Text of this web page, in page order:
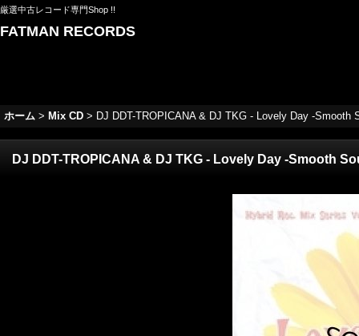
厳選中古レコード専門Shop !!
FATMAN RECORDS
ホーム > Mix CD > DJ DDT-TROPICANA & DJ TKG - Lovely Day -
DJ DDT-TROPICANA & DJ TKG - Lovely Day -Smooth